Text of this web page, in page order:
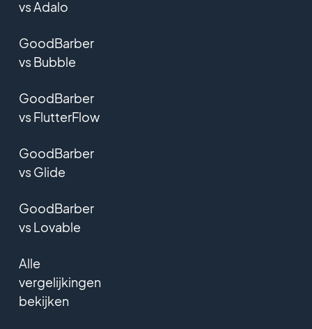
vs Adalo
GoodBarber
vs Bubble
GoodBarber
vs FlutterFlow
GoodBarber
vs Glide
GoodBarber
vs Lovable
Alle
vergelijkingen
bekijken